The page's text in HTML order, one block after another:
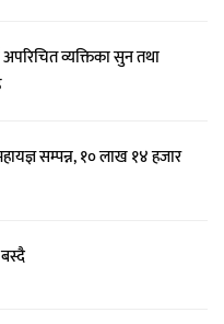
व्यक्तिका सुन तथा
सम्पन्न, १० लाख १४ हजार